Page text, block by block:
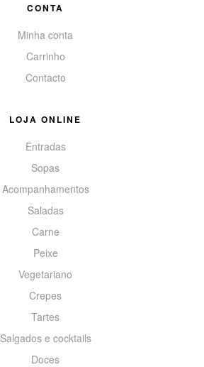
CONTA
Minha conta
Carrinho
Contacto
LOJA ONLINE
Entradas
Sopas
Acompanhamentos
Saladas
Carne
Peixe
Vegetariano
Crepes
Tartes
Salgados e cocktails
Doces